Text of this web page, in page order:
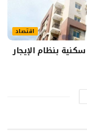
اقتصاد
بنظام الإيجار